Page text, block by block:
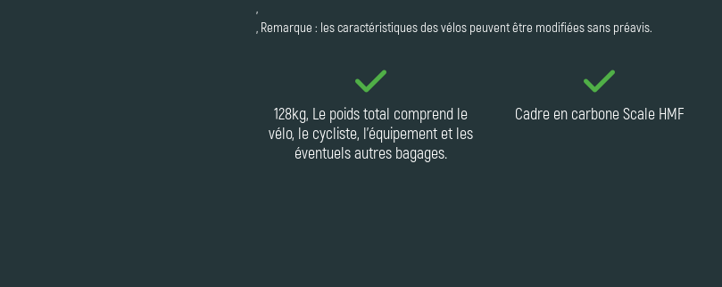
, Remarque : les caractéristiques des vélos peuvent être modifiées sans préavis.
128kg, Le poids total comprend le
vélo, le cycliste, l'équipement et les
éventuels autres bagages.
Cadre en carbone Scale HMF